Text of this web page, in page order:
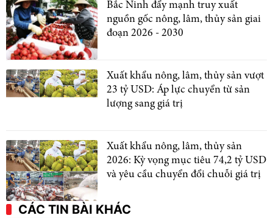
Bắc Ninh đẩy mạnh truy xuất
nguồn gốc nông, lâm, thủy sản giai
đoạn 2026 - 2030
Xuất khẩu nông, lâm, thủy sản vượt
23 tỷ USD: Áp lực chuyển từ sản
lượng sang giá trị
Xuất khẩu nông, lâm, thủy sản
2026: Kỳ vọng mục tiêu 74,2 tỷ USD
và yêu cầu chuyển đổi chuỗi giá trị
CÁC TIN BÀI KHÁC